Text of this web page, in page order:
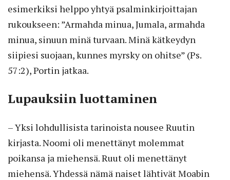
esimerkiksi helppo yhtyä psalminkirjoittajan
rukoukseen: ”Armahda minua, Jumala, armahda
minua, sinuun minä turvaan. Minä kätkeydyn
siipiesi suojaan, kunnes myrsky on ohitse” (Ps.
57:2), Portin jatkaa.
Lupauksiin luottaminen
– Yksi lohdullisista tarinoista nousee Ruutin
kirjasta. Noomi oli menettänyt molemmat
poikansa ja miehensä. Ruut oli menettänyt
miehensä. Yhdessä nämä naiset lähtivät Moabin